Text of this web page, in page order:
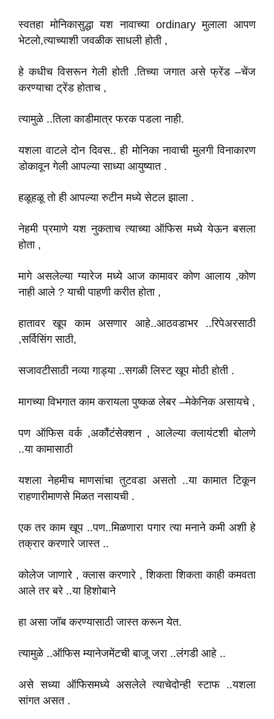
स्वतहा मोनिकासुद्धा यश नावाच्या ordinary मुलाला आपण
भेटलो,त्याच्याशी जवळीक साधली होती ,
हे कधीच विसरून गेली होती .तिच्या जगात असे फ्रेंड –चेंज
करण्याचा ट्रेंड होताच ,
त्यामुळे ..तिला काडीमात्र फरक पडला नाही.
यशला वाटले दोन दिवस.. ही मोनिका नावाची मुलगी विनाकारण
डोकावून गेली आपल्या साध्या आयुष्यात .
हळूहळू तो ही आपल्या रुटीन मध्ये सेटल झाला .
नेहमी प्रमाणे यश नुकताच त्याच्या ऑफिस मध्ये येऊन बसला
होता ,
मागे असलेल्या ग्यारेज मध्ये आज कामावर कोण आलाय ,कोण
नाही आले ? याची पाहणी करीत होता ,
हातावर खूप काम असणार आहे..आठवडाभर ..रिपेअरसाठी
,सर्विसिंग साठी,
सजावटीसाठी नव्या गाड्या ..सगळी लिस्ट खूप मोठी होती .
मागच्या विभगात काम करायला पुष्कळ लेबर –मेकेनिक असायचे ,
पण ऑफिस वर्क ,अकौंटंसेक्शन , आलेल्या क्लायंटशी बोलणे
..या कामासाठी
यशला नेहमीच माणसांचा तुटवडा असतो ..या कामात टिकून
राहणारीमाणसे मिळत नसायची .
एक तर काम खूप ..पण..मिळणारा पगार त्या मनाने कमी अशी हे
तक्रार करणारे जास्त ..
कोलेज जाणारे , क्लास करणारे , शिकता शिकता काही कमवता
आले तर बरे ..या हिशोबाने
हा असा जॉब करण्यासाठी जास्त करून येत.
त्यामुळे ..ऑफिस म्यानेजमेंटची बाजू जरा ..लंगडी आहे ..
असे सध्या ऑफिसमध्ये असलेले त्याचेदोन्ही स्टाफ ..यशला
सांगत असत .